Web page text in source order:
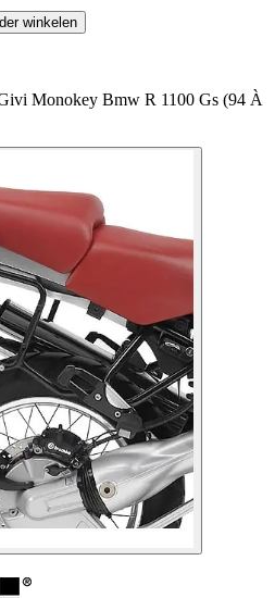
winkelen
Monokey Bmw R 1100 Gs (94 À